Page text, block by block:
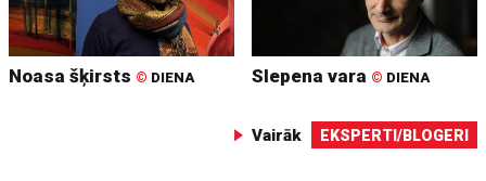
Noasa šķirsts © DIENA Slepena vara © DIENA
Vairāk EKSPERTI/BLOGERI